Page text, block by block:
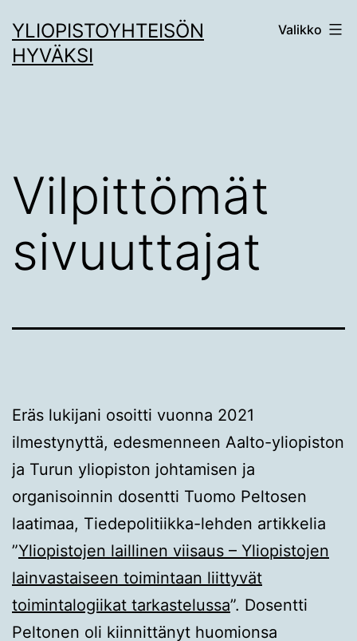
sisältöön
YLIOPISTOYHTEISÖN
HYVÄKSI
Valikko
Vilpittömät
sivuuttajat
Eräs lukijani osoitti vuonna 2021
ilmestynyttä, edesmenneen Aalto-yliopiston
ja Turun yliopiston johtamisen ja
organisoinnin dosentti Tuomo Peltosen
laatimaa, Tiedepolitiikka-lehden artikkelia
”Yliopistojen laillinen viisaus – Yliopistojen
lainvastaiseen toimintaan liittyvät
toimintalogiikat tarkastelussa”. Dosentti
Peltonen oli kiinnittänyt huomionsa